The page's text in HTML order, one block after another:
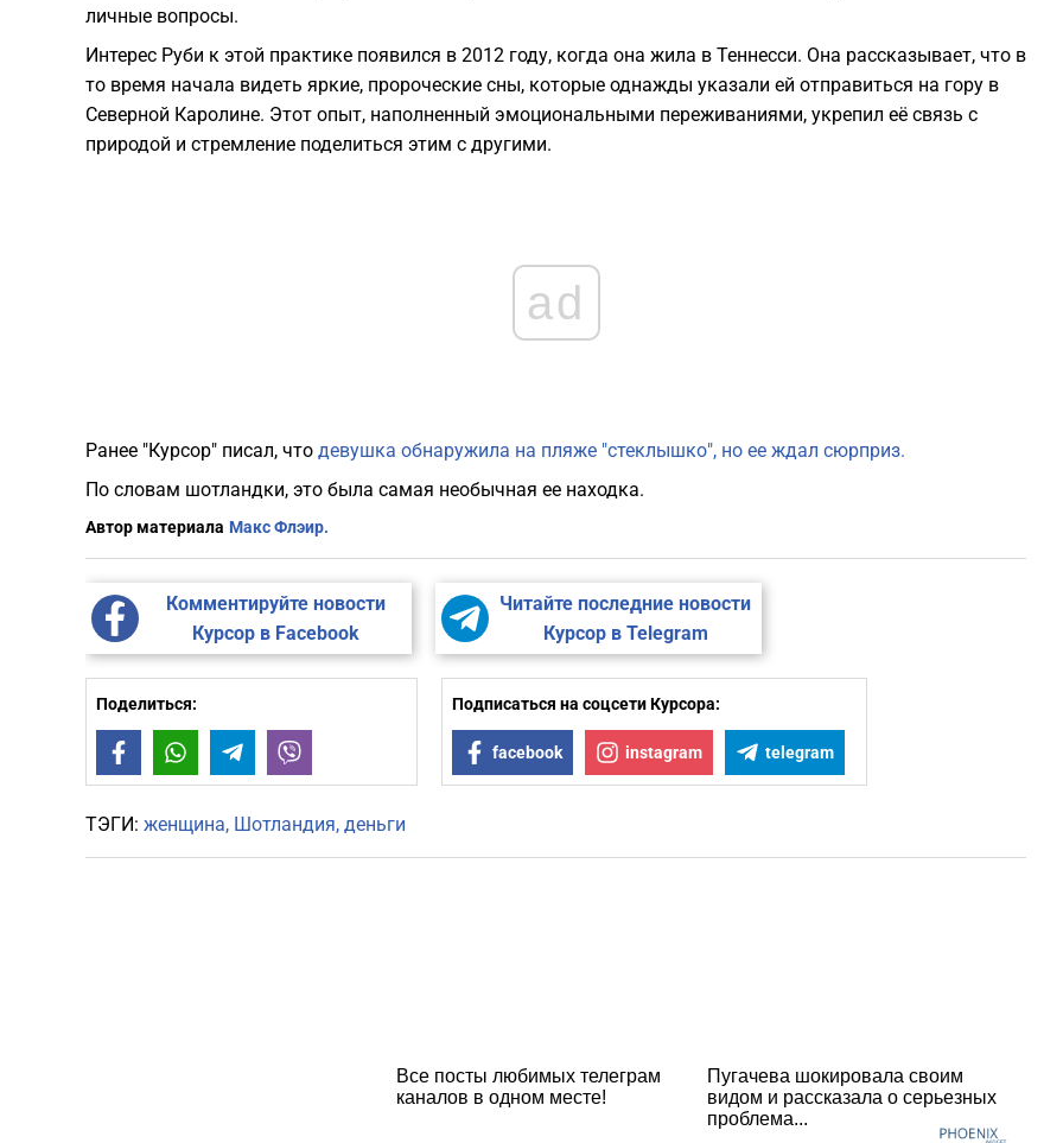
личные вопросы.
Интерес Руби к этой практике появился в 2012 году, когда она жила в Теннесси. Она рассказывает, что в
то время начала видеть яркие, пророческие сны, которые однажды указали ей отправиться на гору в
Северной Каролине. Этот опыт, наполненный эмоциональными переживаниями, укрепил её связь с
природой и стремление поделиться этим с другими.
ad
Ранее "Курсор" писал, что девушка обнаружила на пляже "стеклышко", но ее ждал сюрприз.
По словам шотландки, это была самая необычная ее находка.
Автор материала Макс Флэир.
Комментируйте новости
Курсор в Facebook
Читайте последние новости
Курсор в Telegram
Поделиться:
FacebookWhatsAppTelegram
Подписаться на соцсети Курсора:
facebook instagram telegram
ТЭГИ: женщина Шотландия деньги
Все посты любимых телеграм
каналов в одном месте!
Пугачева шокировала своим
видом и рассказала о серьезных
проблема...